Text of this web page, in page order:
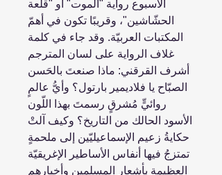
الأسبوع رواية "آلموت" أو "قلعة
الحشّاشين"، وقريبًا تكون في أهمّ
المكتبات العربيّة. وقد جاء في كلمة
غلاف الرواية على لسان المترجم
أشرف القرقني: ماذا صنعتَ بالحَسن
الصبّاح يا فلاديمير بارتول؟ وأيُّ عالمٍ
روائيٍّ مُشرقٍ رسمتَ بهذا اللّون
الأسود الحالك من التاريخ؟ وكيف آلتْ
حكايةُ زعيم الإسماعيليّين إلى ملحمةٍ
تمتزجُ فيها أنفاس الأساطير الإغريقيّة
العظيمة بأشعار المسلمين وأخبارهم